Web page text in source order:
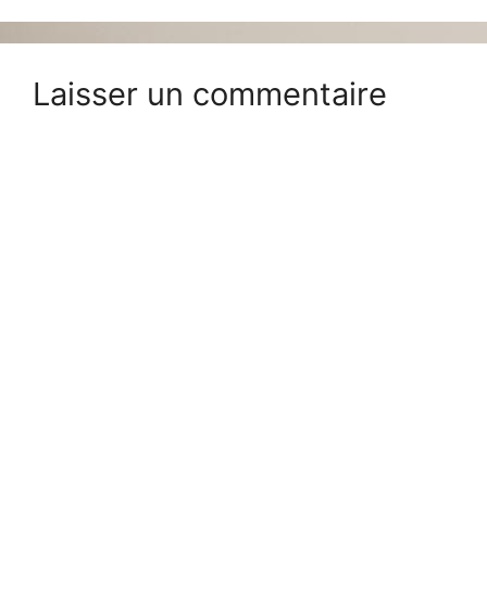
Laisser un commentaire